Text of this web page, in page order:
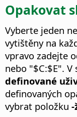
Opakovat
Vyberte jeden
vytištěny na
vpravo zadejte
nebo "$C:$E". V
definované
definovaných
vybrat položku -